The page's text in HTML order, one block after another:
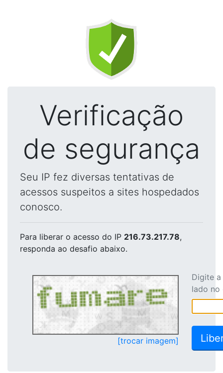
Verificação
de segurança
Seu IP fez diversas tentativas de
acessos suspeitos a sites hospedados
conosco.
Para liberar o acesso do IP 216.73.217.78,
responda ao desafio abaixo.
[trocar imagem]
Digite
lado no